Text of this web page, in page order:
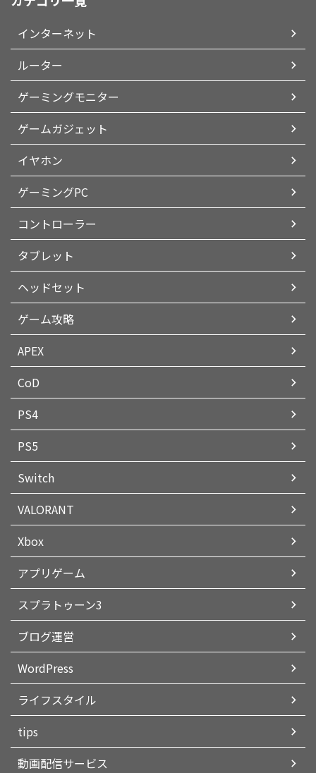
インターネット
ルーター
ゲーミングモニター
ゲームガジェット
イヤホン
ゲーミングPC
コントローラー
タブレット
ヘッドセット
ゲーム攻略
APEX
CoD
PS4
PS5
Switch
VALORANT
Xbox
アプリゲーム
スプラトゥーン3
ブログ運営
WordPress
ライフスタイル
tips
動画配信サービス